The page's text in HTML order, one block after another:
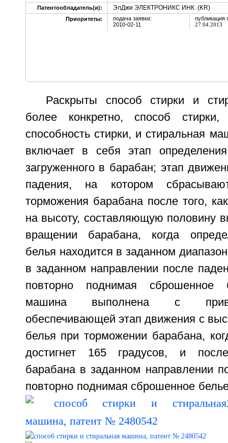
Патентообладатель(и):
ЭлДжи ЭЛЕКТРОНИКС ИНК. (KR)
Приоритеты:
подача заявки:
2010-02-11
публикация
27.04.2013
Раскрыты способ стирки и
более конкретно, способ
способность стирки, и стиральная
включает в себя этап
загруженного в барабан; этап
падения, на котором
торможения барабана после того,
на высоту, составляющую половину
вращении барабана, когда
белья находится в заданном
в заданном направлении после
повторно поднимая сброшенное
машина выполнена с
обеспечивающей этап движения с
белья при торможении барабана,
достигнет 165 градусов, и
барабана в заданном направлении
повторно поднимая сброшенное